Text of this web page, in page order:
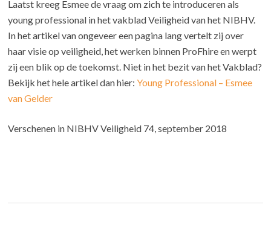
Laatst kreeg Esmee de vraag om zich te introduceren als
young professional in het vakblad Veiligheid van het NIBHV.
In het artikel van ongeveer een pagina lang vertelt zij over
haar visie op veiligheid, het werken binnen ProFhire en werpt
zij een blik op de toekomst. Niet in het bezit van het Vakblad?
Bekijk het hele artikel dan hier:Young Professional – Esmee
van Gelder
Verschenen in NIBHV Veiligheid 74, september 2018